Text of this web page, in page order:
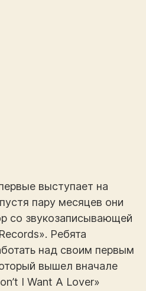
выступает на
пару месяцев они
со звукозаписывающей
Ребята
над своим первым
вышел вначале
I Want A Lover»